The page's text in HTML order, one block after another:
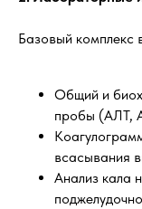
Базовый комплекс
Общий и
пробы (АЛТ,
всасывания
Анализ кала